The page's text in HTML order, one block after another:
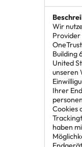
Wir
Provider
Building
United
unseren
Ihrer
Cookies
haben